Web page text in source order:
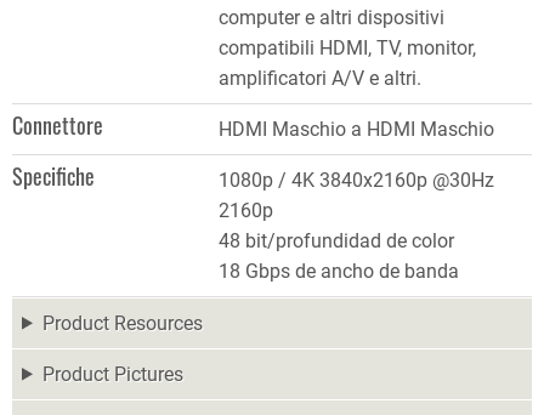
computer e altri dispositivi
compatibili HDMI, TV, monitor,
amplificatori A/V e altri.
Connettore HDMI Maschio a HDMI Maschio
Specifiche
1080p / 4K 3840x2160p @30Hz
2160p
48 bit/profundidad de color
18 Gbps de ancho de banda
Product Resources
Product Pictures